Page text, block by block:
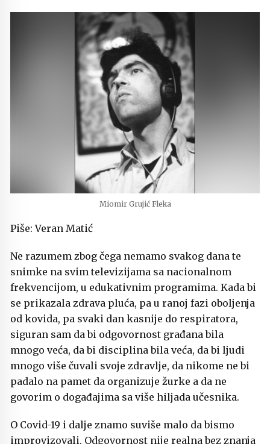
Miomir Grujić Fleka
Piše: Veran Matić
Ne razumem zbog čega nemamo svakog dana te
snimke na svim televizijama sa nacionalnom
frekvencijom, u edukativnim programima. Kada bi
se prikazala zdrava pluća, pa u ranoj fazi oboljenja
od kovida, pa svaki dan kasnije do respiratora,
siguran sam da bi odgovornost građana bila
mnogo veća, da bi disciplina bila veća, da bi ljudi
mnogo više čuvali svoje zdravlje, da nikome ne bi
padalo na pamet da organizuje žurke a da ne
govorim o događajima sa više hiljada učesnika.
O Covid-19 i dalje znamo suviše malo da bismo
improvizovali. Odgovornost nije realna bez znanja